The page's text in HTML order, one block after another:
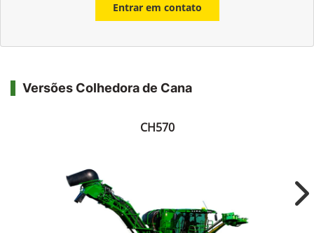
Entrar em contato
Versões Colhedora de Cana
CH570